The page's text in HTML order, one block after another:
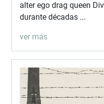
alter ego drag queen
durante décadas ...
ver más